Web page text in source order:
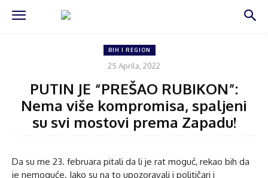
BIH I REGION
25 Aprila, 2022
PUTIN JE “PREŠAO RUBIKON”:
Nema više kompromisa, spaljeni
su svi mostovi prema Zapadu!
Da su me 23. februara pitali da li je rat moguć, rekao bih da
je nemoguće. Iako su na to upozoravali i političari i